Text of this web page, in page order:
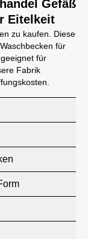
Gefäß
Eitelkeit
zu kaufen. Diese
für
für
Fabrik